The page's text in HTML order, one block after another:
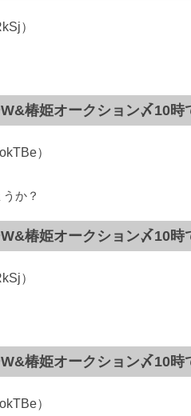
）
椿姫オークション〆10時
）
か？
椿姫オークション〆10時
）
椿姫オークション〆10時
）